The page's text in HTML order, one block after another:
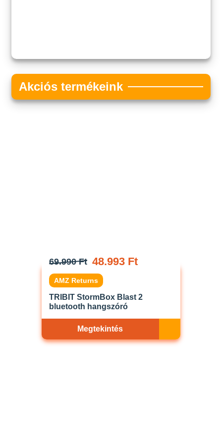
Akciós termékeink
69.990 Ft 48.993 Ft
AMZ Returns
TRIBIT StormBox Blast 2
bluetooth hangszóró
Megtekintés